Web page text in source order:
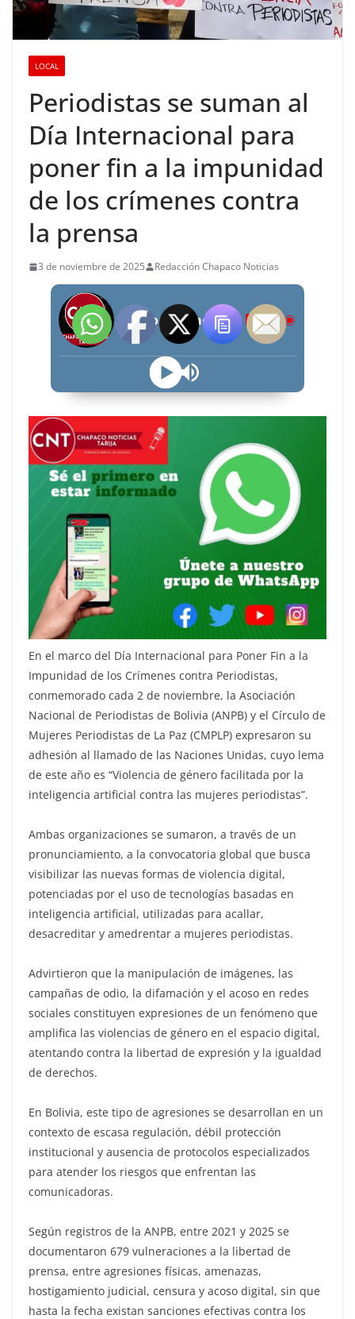
LOCAL
Periodistas se suman al
Día Internacional para
poner fin a la impunidad
de los crímenes contra
la prensa
3 de noviembre de 2025 Redacción Chapaco Noticias
Radio Chapaco Noticias Las 24 horas en vivo LIVE
En el marco del Día Internacional para Poner Fin a la
Impunidad de los Crímenes contra Periodistas,
conmemorado cada 2 de noviembre, la Asociación
Nacional de Periodistas de Bolivia (ANPB) y el Círculo de
Mujeres Periodistas de La Paz (CMPLP) expresaron su
adhesión al llamado de las Naciones Unidas, cuyo lema
de este año es “Violencia de género facilitada por la
inteligencia artificial contra las mujeres periodistas”.
Ambas organizaciones se sumaron, a través de un
pronunciamiento, a la convocatoria global que busca
visibilizar las nuevas formas de violencia digital,
potenciadas por el uso de tecnologías basadas en
inteligencia artificial, utilizadas para acallar,
desacreditar y amedrentar a mujeres periodistas.
Advirtieron que la manipulación de imágenes, las
campañas de odio, la difamación y el acoso en redes
sociales constituyen expresiones de un fenómeno que
amplifica las violencias de género en el espacio digital,
atentando contra la libertad de expresión y la igualdad
de derechos.
En Bolivia, este tipo de agresiones se desarrollan en un
contexto de escasa regulación, débil protección
institucional y ausencia de protocolos especializados
para atender los riesgos que enfrentan las
comunicadoras.
Según registros de la ANPB, entre 2021 y 2025 se
documentaron 679 vulneraciones a la libertad de
prensa, entre agresiones físicas, amenazas,
hostigamiento judicial, censura y acoso digital, sin que
hasta la fecha existan sanciones efectivas contra los